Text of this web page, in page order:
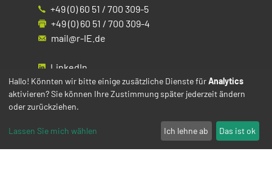
+49 (0) 60 51 / 700 309-5
+49 (0) 60 51 / 700 309-4
mail@r-IE.de
LinkedIn
Instagram
Facebook
YouTube
Hallo! Könnten wir bitte einige zusätzliche Dienste fürAnalytics
aktivieren? Sie können Ihre Zustimmung später jederzeit ändern
oder zurückziehen.
Lassen Sie mich wählen Ich lehne ab Das ist ok